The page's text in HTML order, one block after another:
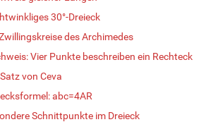
30°-Dreieck
des Archimedes
Vier Punkte beschreiben ein Rechteck
von Ceva
abc=4AR
Schnittpunkte im Dreieck